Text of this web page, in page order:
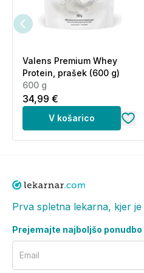
povečanje prostornine),
(HPMC; rastlinska ovojnica
stearat (sredstvo proti
Alergeni:
Izdelek ne vsebuje
alergični na katero drugo
seznam sestavin.
Neto vsebina:
Opozorila:
uravnoteženo in
smete prekoračiti. Izdelek je
Valens Premium Whey
Protein, prašek (600 g)
600 g
34,99 €
V košarico
Prva spletna lekarna, kjer
Prejemajte najboljšo ponudbo
Email